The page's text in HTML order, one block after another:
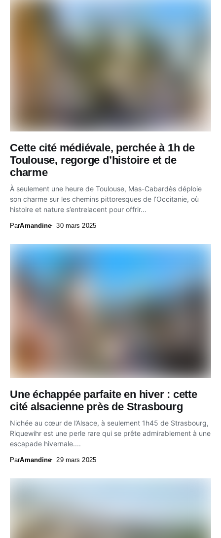
Cette cité médiévale, perchée à 1h de
Toulouse, regorge d’histoire et de
charme
À seulement une heure de Toulouse, Mas-Cabardès déploie
son charme sur les chemins pittoresques de l’Occitanie, où
histoire et nature s’entrelacent pour offrir...
ParAmandine 30 mars 2025
Une échappée parfaite en hiver : cette
cité alsacienne près de Strasbourg
Nichée au cœur de l’Alsace, à seulement 1h45 de Strasbourg,
Riquewihr est une perle rare qui se prête admirablement à une
escapade hivernale....
ParAmandine 29 mars 2025